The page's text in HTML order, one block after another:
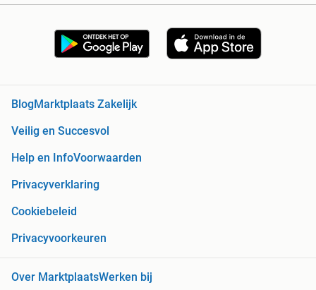
BlogMarktplaats Zakelijk
Veilig en Succesvol
Help en InfoVoorwaarden
Privacyverklaring
Cookiebeleid
Privacyvoorkeuren
Over MarktplaatsWerken bij